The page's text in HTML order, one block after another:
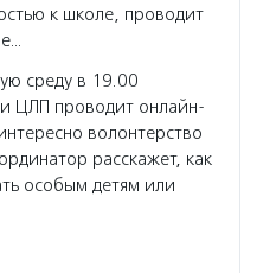
к школе, проводит
среду в 19.00
ЦЛП проводит онлайн-
волонтерство
расскажет, как
особым детям или